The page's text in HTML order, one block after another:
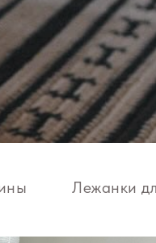
Лежанки